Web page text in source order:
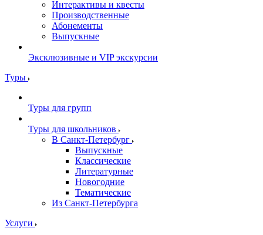
Интерактивы и квесты
Производственные
Абонементы
Выпускные
Эксклюзивные и VIP экскурсии
Туры
Туры для групп
Туры для школьников
В Санкт-Петербург
Выпускные
Классические
Литературные
Новогодние
Тематические
Из Санкт-Петербурга
Услуги